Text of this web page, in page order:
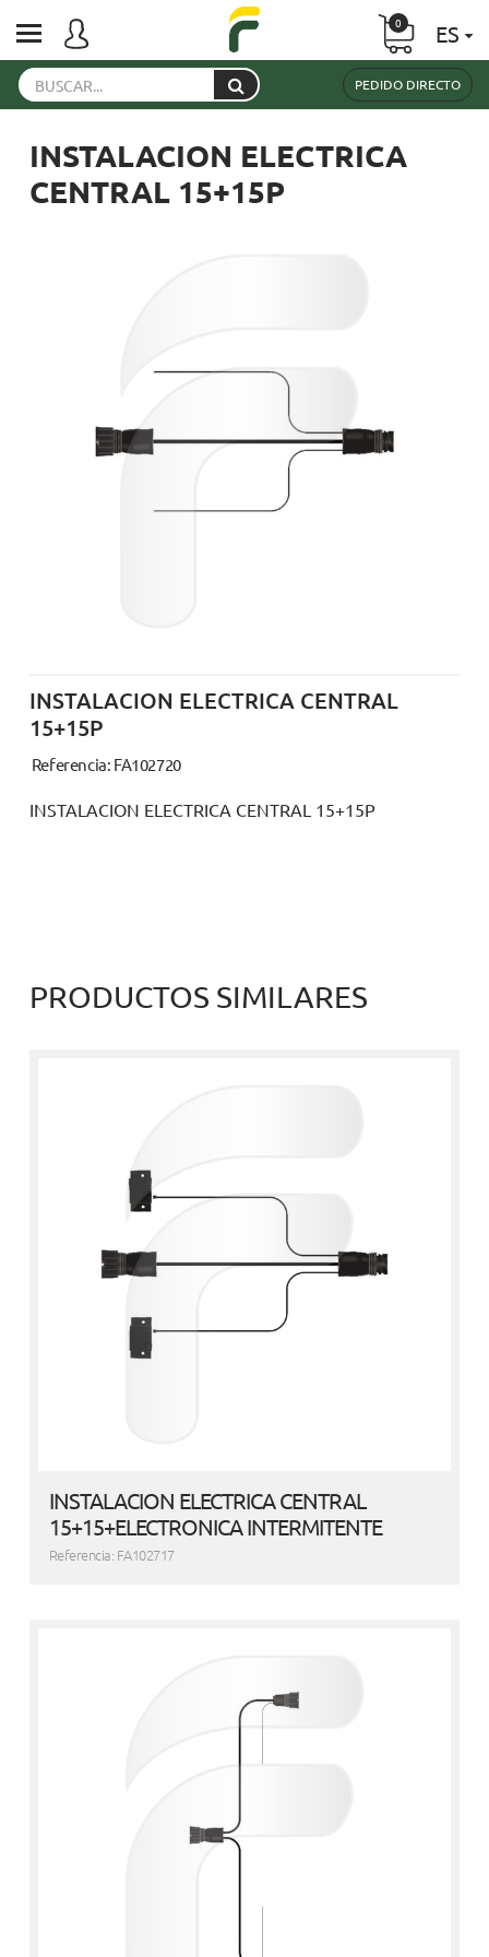
PEDIDO DIRECTO
ES
0
INSTALACION ELECTRICA
CENTRAL 15+15P
INSTALACION ELECTRICA CENTRAL
15+15P
Referencia: FA102720
INSTALACION ELECTRICA CENTRAL 15+15P
PRODUCTOS SIMILARES
INSTALACION ELECTRICA CENTRAL
15+15+ELECTRONICA INTERMITENTE
Referencia: FA102717